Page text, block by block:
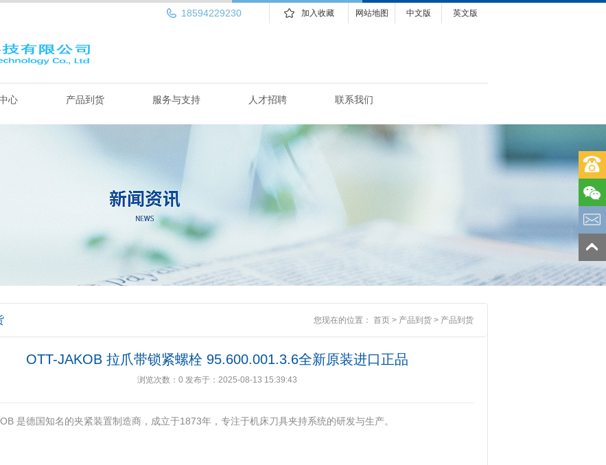
英文版
中文版
网站地图
加入收藏
18594229230
心 产品到货 服务与支持 人才招聘 联系我们
您现在的位置： 首页 > 产品到货 > 产品到货
OTT-JAKOB 拉爪带锁紧螺栓 95.600.001.3.6全新原装进口正品
浏览次数： 0 发布于：2025-08-13 15:39:43
是德国知名的夹紧装置制造商，成立于1873年，专注于机床刀具夹持系统的研发与生产。